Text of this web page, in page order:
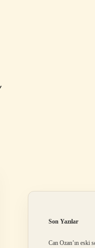
Son Yazılar
Can Ozan’ın eski